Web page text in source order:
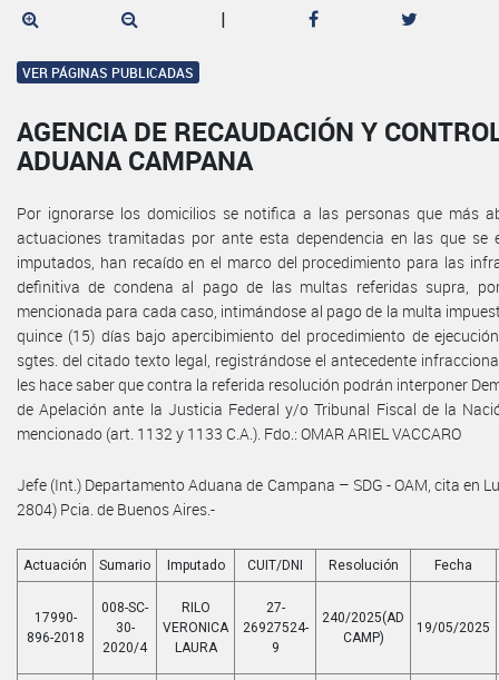
|
VER PÁGINAS PUBLICADAS
AGENCIA DE RECAUDACIÓN Y
ADUANA CAMPANA
Por ignorarse los domicilios se notifica a las personas que más
actuaciones tramitadas por ante esta dependencia en las que se
imputados, han recaído en el marco del procedimiento para las
definitiva de condena al pago de las multas referidas supra,
mencionada para cada caso, intimándose al pago de la multa
quince (15) días bajo apercibimiento del procedimiento de
sgtes. del citado texto legal, registrándose el antecedente
les hace saber que contra la referida resolución podrán interponer
de Apelación ante la Justicia Federal y/o Tribunal Fiscal de la
mencionado (art. 1132 y 1133 C.A.). Fdo.: OMAR ARIEL VACCARO
Jefe (Int.) Departamento Aduana de Campana – SDG - OAM, cita en
2804) Pcia. de Buenos Aires.-
Actuación Sumario Imputado CUIT/DNI Resolución Fecha
17990-
896-2018
008-SC-
30-
2020/4
RILO
VERONICA
LAURA
27-
26927524-
9
240/2025(AD
CAMP)
19/05/2025